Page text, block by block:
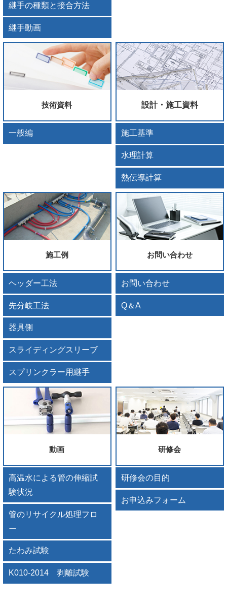
継手の種類と接合方法
継手動画
技術資料
一般編
設計・施工資料
施工基準
水理計算
熱伝導計算
施工例
ヘッダー工法
先分岐工法
器具側
スライディングスリーブ
スプリンクラー用継手
お問い合わせ
お問い合わせ
Q＆A
動画
高温水による管の伸縮試
験状況
管のリサイクル処理フロ
ー
たわみ試験
K010-2014 剥離試験
研修会
研修会の目的
お申込みフォーム